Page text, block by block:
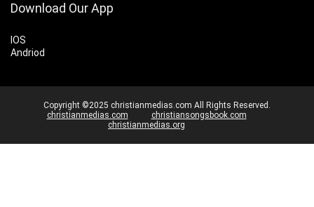
Download Our App
IOS
Andriod
Copyright ©2025 christianmedias.com All Rights Reserved.
christianmedias.com
christiansongsbook.com
christianmedias.org